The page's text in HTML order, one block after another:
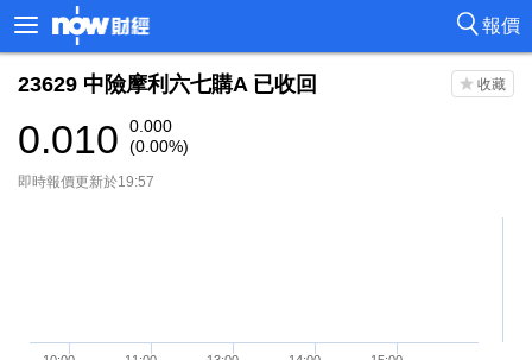
報價
23629 中險摩利六七購A 已收回
0.010
0.000
(0.00%)
即時報價更新於19:57